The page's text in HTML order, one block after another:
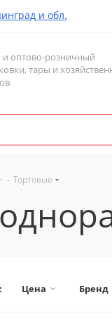
и обл.
и оптово-розничный
тары и
- Тортовые
Цена Бренд